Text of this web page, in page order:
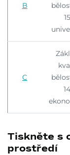
B
C
Tiskněte s
prostředí